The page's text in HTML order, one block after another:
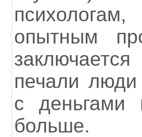
опытным
печали люди
с деньгами
больше.